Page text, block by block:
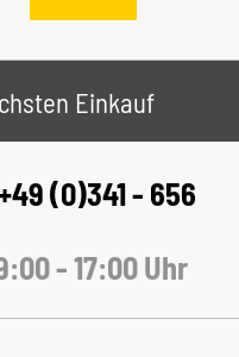
Einkauf
(0)341 - 656
- 17:00 Uhr